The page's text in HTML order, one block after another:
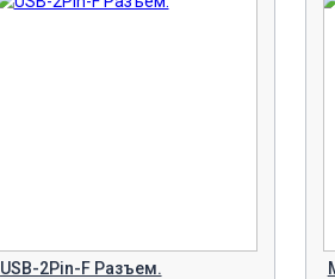
USB-2Pin-F Разъем.